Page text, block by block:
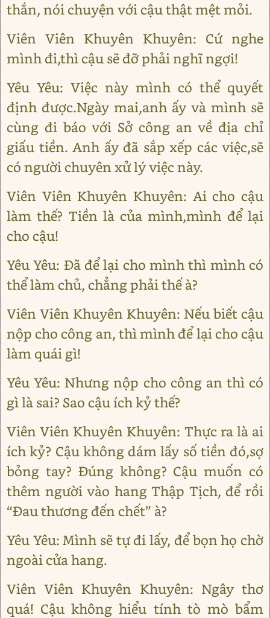
thắn, nói chuyện với cậu thật mệt mỏi.
Viên Viên Khuyên Khuyên: Cứ nghe
mình đi,thì cậu sẽ đỡ phải nghĩ ngợi!
Yêu Yêu: Việc này mình có thể quyết
định được.Ngày mai,anh ấy và mình sẽ
cùng đi báo với Sở công an về địa chỉ
giấu tiền. Anh ấy đã sắp xếp các việc,sẽ
có người chuyên xử lý việc này.
Viên Viên Khuyên Khuyên: Ai cho cậu
làm thế? Tiền là của mình,mình để lại
cho cậu!
Yêu Yêu: Đã để lại cho mình thì mình có
thể làm chủ, chẳng phải thế à?
Viên Viên Khuyên Khuyên: Nếu biết cậu
nộp cho công an, thì mình để lại cho cậu
làm quái gì!
Yêu Yêu: Nhưng nộp cho công an thì có
gì là sai? Sao cậu ích kỷ thế?
Viên Viên Khuyên Khuyên: Thực ra là ai
ích kỷ? Cậu không dám lấy số tiền đó,sợ
bỏng tay? Đúng không? Cậu muốn có
thêm người vào hang Thập Tịch, để rồi
“Đau thương đến chết” à?
Yêu Yêu: Mình sẽ tự đi lấy, để bọn họ chờ
ngoài cửa hang.
Viên Viên Khuyên Khuyên: Ngây thơ
quá! Cậu không hiểu tính tò mò bẩm